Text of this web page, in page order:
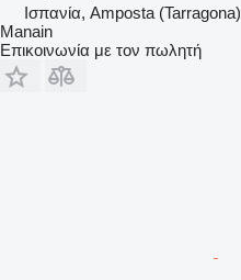
Ισπανία, Amposta (Tarragona)
Manain
Επικοινωνία με τον πωλητή